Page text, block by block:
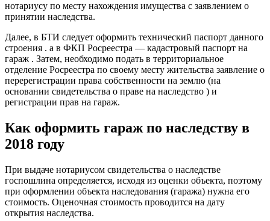
нотариусу по месту нахождения имущества с заявлением о
принятии наследства.
Далее, в БТИ следует оформить технический паспорт данного
строения . а в ФКП Росреестра — кадастровый паспорт на
гараж . Затем, необходимо подать в территориальное
отделение Росреестра по своему месту жительства заявление о
перерегистрации права собственности на землю (на
основании свидетельства о праве на наследство ) и
регистрации прав на гараж.
Как оформить гараж по наследству в
2018 году
При выдаче нотариусом свидетельства о наследстве
госпошлина определяется, исходя из оценки объекта, поэтому
при оформлении объекта наследования (гаража) нужна его
стоимость. Оценочная стоимость проводится на дату
открытия наследства.